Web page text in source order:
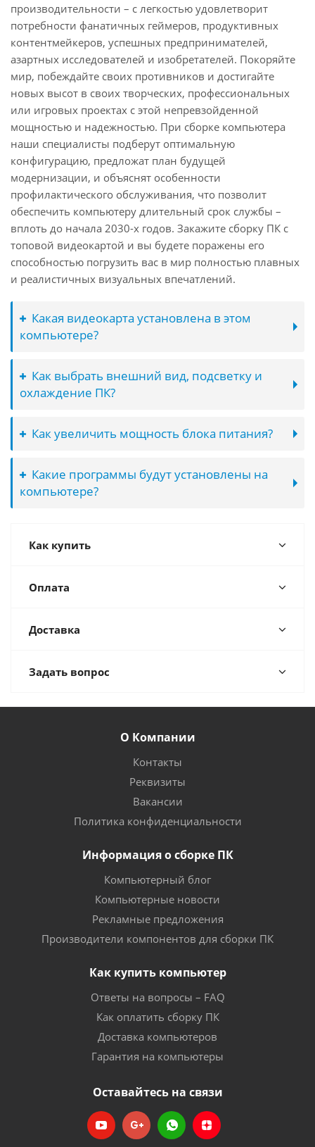
производительности – с легкостью удовлетворит
потребности фанатичных геймеров, продуктивных
контентмейкеров, успешных предпринимателей,
азартных исследователей и изобретателей. Покоряйте
мир, побеждайте своих противников и достигайте
новых высот в своих творческих, профессиональных
или игровых проектах с этой непревзойденной
мощностью и надежностью. При сборке компьютера
наши специалисты подберут оптимальную
конфигурацию, предложат план будущей
модернизации, и объяснят особенности
профилактического обслуживания, что позволит
обеспечить компьютеру длительный срок службы –
вплоть до начала 2030-х годов. Закажите сборку ПК с
топовой видеокартой и вы будете поражены его
способностью погрузить вас в мир полностью плавных
и реалистичных визуальных впечатлений.
Какая видеокарта установлена в этом
компьютере?
Как выбрать внешний вид, подсветку и
охлаждение ПК?
Как увеличить мощность блока питания?
Какие программы будут установлены на
компьютере?
Как купить
Оплата
Доставка
Задать вопрос
О Компании
Контакты
Реквизиты
Вакансии
Политика конфиденциальности
Информация о сборке ПК
Компьютерный блог
Компьютерные новости
Рекламные предложения
Производители компонентов для сборки ПК
Как купить компьютер
Ответы на вопросы – FAQ
Как оплатить сборку ПК
Доставка компьютеров
Гарантия на компьютеры
Оставайтесь на связи